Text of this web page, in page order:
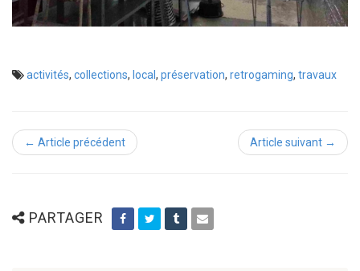
activités, collections, local, préservation, retrogaming, travaux
← Article précédent Article suivant →
PARTAGER